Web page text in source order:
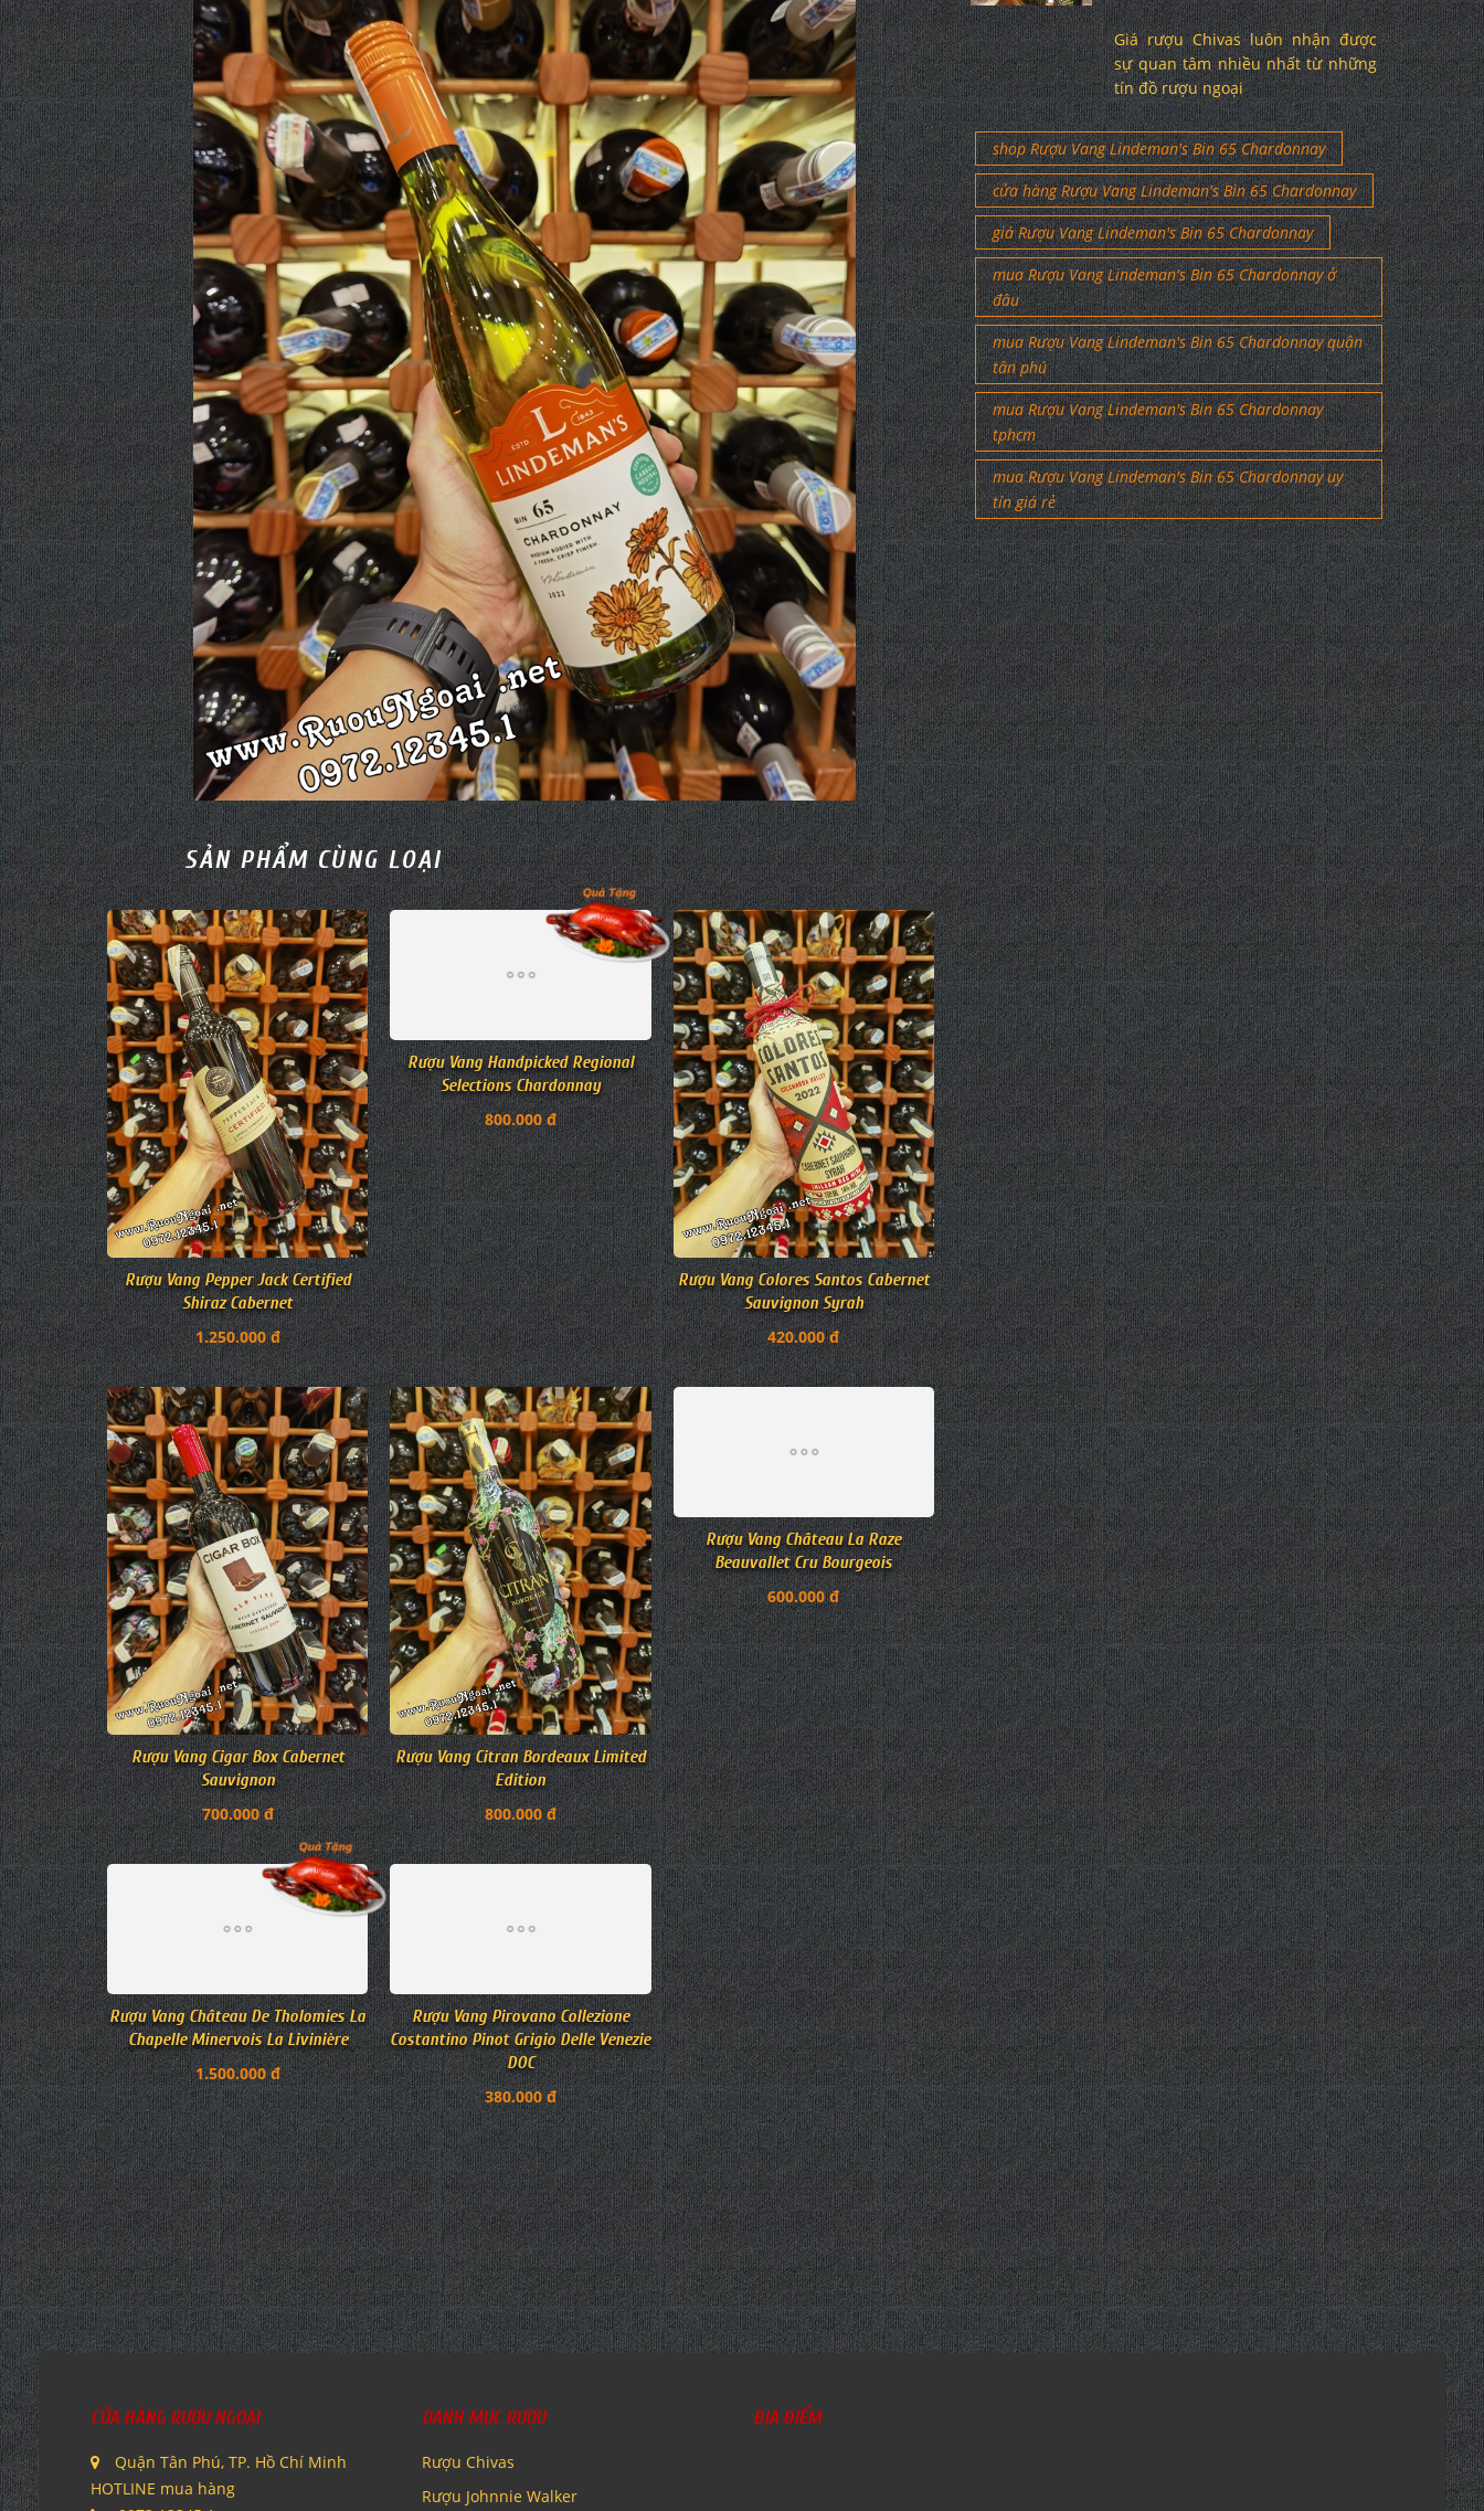
SẢN PHẨM CÙNG LOẠI
Rượu Vang Pepper Jack Certified
Shiraz Cabernet
1.250.000 đ
Rượu Vang Handpicked Regional
Selections Chardonnay
800.000 đ
Rượu Vang Colores Santos Cabernet
Sauvignon Syrah
420.000 đ
Rượu Vang Cigar Box Cabernet
Sauvignon
700.000 đ
Rượu Vang Citran Bordeaux Limited
Edition
800.000 đ
Rượu Vang Château La Raze
Beauvallet Cru Bourgeois
600.000 đ
Rượu Vang Château De Tholomies La
Chapelle Minervois La Livinière
1.500.000 đ
Rượu Vang Pirovano Collezione
Costantino Pinot Grigio Delle Venezie
DOC
380.000 đ
Giá rượu Chivas luôn nhận được
sự quan tâm nhiều nhất từ những
tín đồ rượu ngoại
shop Rượu Vang Lindeman's Bin 65 Chardonnay
cửa hàng Rượu Vang Lindeman's Bin 65 Chardonnay
giá Rượu Vang Lindeman's Bin 65 Chardonnay
mua Rượu Vang Lindeman's Bin 65 Chardonnay ở
đâu
mua Rượu Vang Lindeman's Bin 65 Chardonnay quận
tân phú
mua Rượu Vang Lindeman's Bin 65 Chardonnay
tphcm
mua Rượu Vang Lindeman's Bin 65 Chardonnay uy
tín giá rẻ
Quận Tân Phú, TP. Hồ Chí Minh